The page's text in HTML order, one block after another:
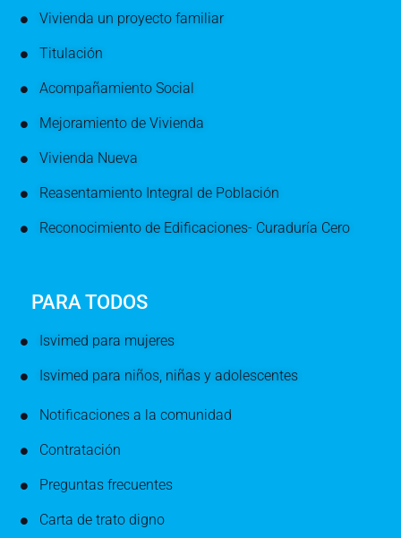
Vivienda un proyecto familiar
Titulación
Acompañamiento Social
Mejoramiento de Vivienda
Vivienda Nueva
Reasentamiento Integral de Población
Reconocimiento de Edificaciones- Curaduría Cero
PARA TODOS
Isvimed para mujeres
Isvimed para niños, niñas y adolescentes
Notificaciones a la comunidad
Contratación
Preguntas frecuentes
Carta de trato digno